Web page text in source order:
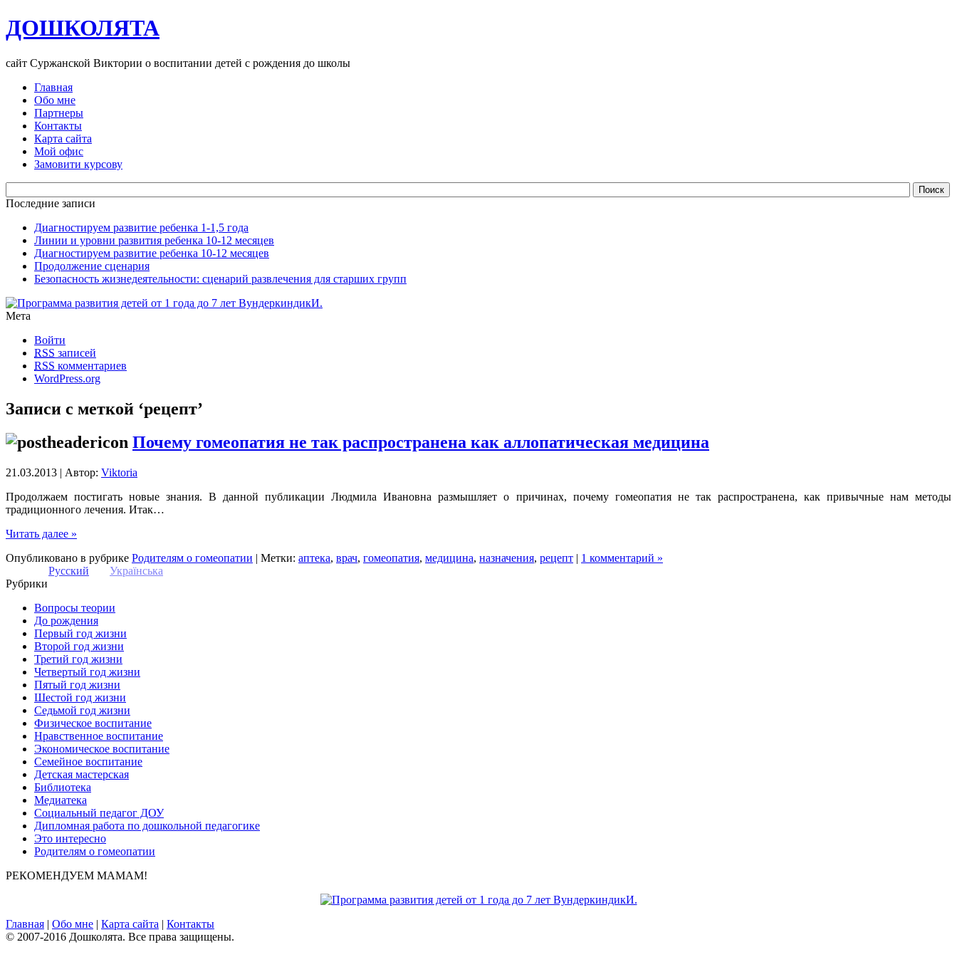
ДОШКОЛЯТА
сайт Суржанской Виктории о воспитании детей с рождения до школы
Главная
Обо мне
Партнеры
Контакты
Карта сайта
Мой офис
Замовити курсову
Последние записи
Диагностируем развитие ребенка 1-1,5 года
Линии и уровни развития ребенка 10-12 месяцев
Диагностируем развитие ребенка 10-12 месяцев
Продолжение сценария
Безопасность жизнедеятельности: сценарий развлечения для старших групп
Мета
Войти
RSS записей
RSS комментариев
WordPress.org
Записи с меткой ‘рецепт’
Почему гомеопатия не так распространена как аллопатическая медицина
21.03.2013 | Автор: Viktoria
Продолжаем постигать новые знания. В данной публикации Людмила Ивановна размышляет о причинах, почему гомеопатия не так распространена, как привычные нам методы
традиционного лечения. Итак…
Читать далее »
Опубликовано в рубрике Родителям о гомеопатии | Метки: аптека, врач, гомеопатия, медицина, назначения, рецепт | 1 комментарий »
Русский
Українська
Рубрики
Вопросы теории
До рождения
Первый год жизни
Второй год жизни
Третий год жизни
Четвертый год жизни
Пятый год жизни
Шестой год жизни
Седьмой год жизни
Физическое воспитание
Нравственное воспитание
Экономическое воспитание
Семейное воспитание
Детская мастерская
Библиотека
Медиатека
Социальный педагог ДОУ
Дипломная работа по дошкольной педагогике
Это интересно
Родителям о гомеопатии
РЕКОМЕНДУЕМ МАМАМ!
Главная | Обо мне | Карта сайта | Контакты
© 2007-2016 Дошколята. Все права защищены.